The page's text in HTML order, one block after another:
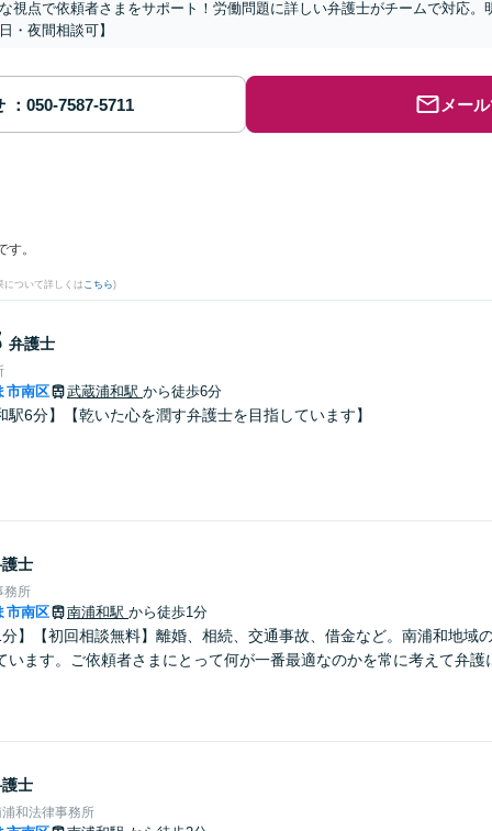
視点で依頼者さまをサポート！労働問題に詳しい弁護士がチームで対応
・夜間相談可】
メー
。
について詳しくは こちら)
弁護士
市南区 武蔵浦和駅 から徒歩6分
駅6分】【乾いた心を潤す弁護士を目指しています】
士
務所
市南区 南浦和駅 から徒歩1分
】【初回相談無料】離婚、相続、交通事故、借金など。南浦和地域
います。ご依頼者さまにとって何が一番最適なのかを常に考えて弁護
士
和法律事務所